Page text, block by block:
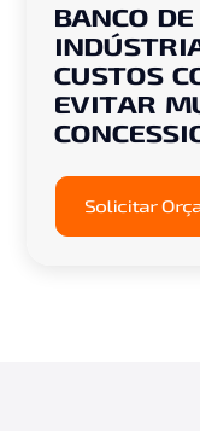
BANCO
CUSTOS
EVITAR
Solicitar